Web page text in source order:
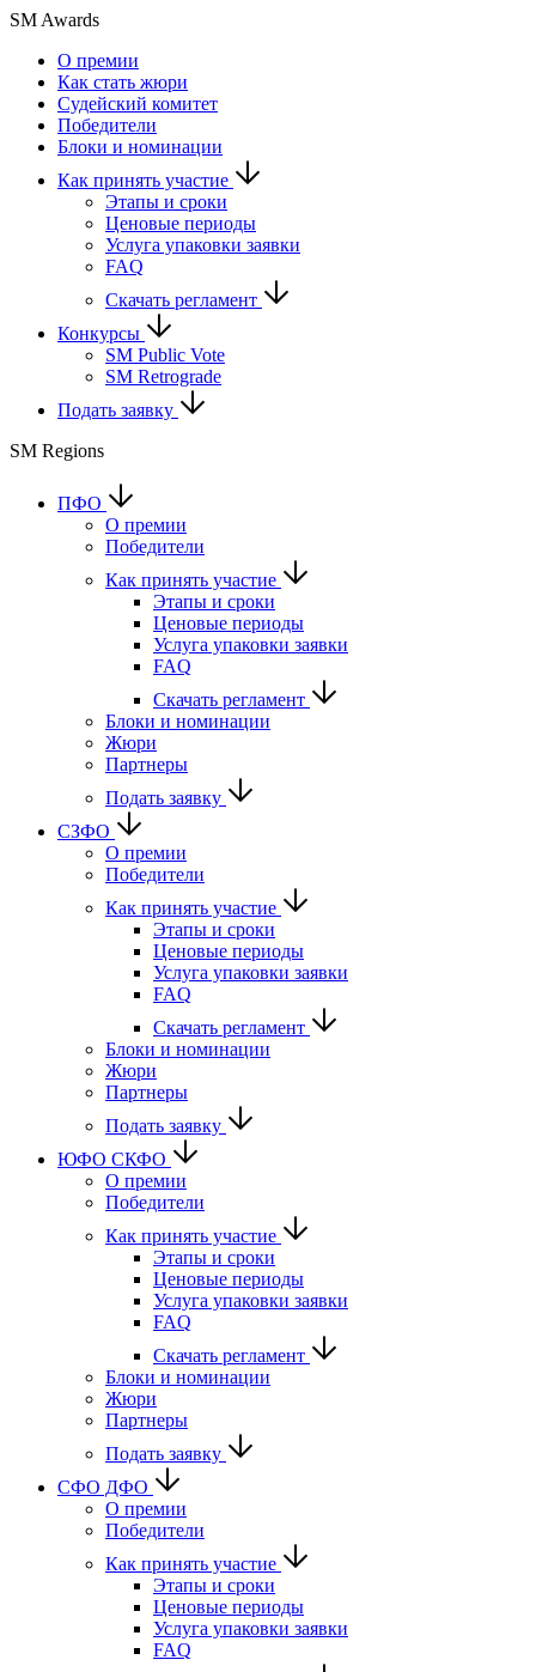
SM Awards
О премии
Как стать жюри
Судейский комитет
Победители
Блоки и номинации
Как принять участие
Этапы и сроки
Ценовые периоды
Услуга упаковки заявки
FAQ
Скачать регламент
Конкурсы
SM Public Vote
SM Retrograde
Подать заявку
SM Regions
ПФО
О премии
Победители
Как принять участие
Этапы и сроки
Ценовые периоды
Услуга упаковки заявки
FAQ
Скачать регламент
Блоки и номинации
Жюри
Партнеры
Подать заявку
СЗФО
О премии
Победители
Как принять участие
Этапы и сроки
Ценовые периоды
Услуга упаковки заявки
FAQ
Скачать регламент
Блоки и номинации
Жюри
Партнеры
Подать заявку
ЮФО СКФО
О премии
Победители
Как принять участие
Этапы и сроки
Ценовые периоды
Услуга упаковки заявки
FAQ
Скачать регламент
Блоки и номинации
Жюри
Партнеры
Подать заявку
CФО ДФО
О премии
Победители
Как принять участие
Этапы и сроки
Ценовые периоды
Услуга упаковки заявки
FAQ